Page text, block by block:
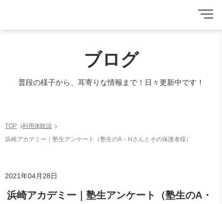
ブログ
普段の様子から、耳寄りな情報まで！日々更新中です！
TOP
利用体験談
浜崎アカデミー｜塾生アンケート（塾生のA・Hさんとその保護者様）
2021年04月28日
浜崎アカデミー｜塾生アンケート（塾生のA・